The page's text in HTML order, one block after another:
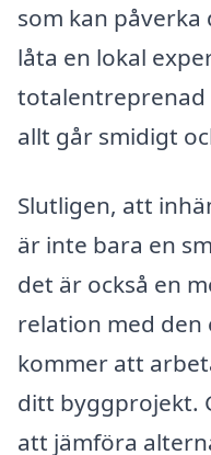
som kan
låta en lokal
totalentreprenad
allt går smidigt
Slutligen, att
är inte bara en
det är också en
relation med
kommer att
ditt byggprojekt.
att jämföra